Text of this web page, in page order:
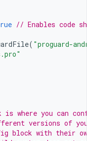
// Enables code
( "proguard-
is where you can
versions of
block with their